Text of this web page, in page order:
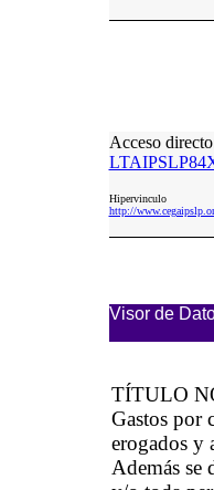
Acceso
Hipervinculo
http://
Visor de
TÍTULO
Gastos por
erogados y
Además se